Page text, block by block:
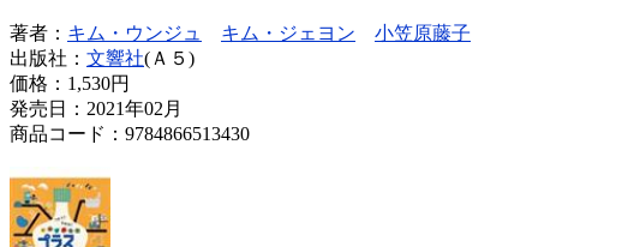
著者： キム・ウンジュ キム・ジェヨン
小笠原藤子
出版社： 文響社(Ａ５)
価格： 1,530円
発売日：2021年02月
商品コード：9784866513430